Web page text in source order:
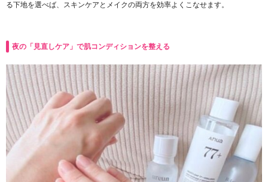
る下地を選べば、スキンケアとメイクの両方を効率よくこなせます。
夜の「見直しケア」で肌コンディションを整える